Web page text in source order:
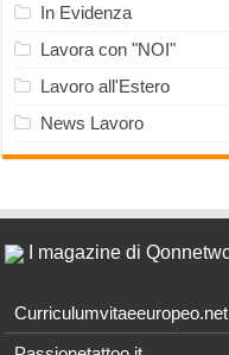
In Evidenza
Lavora con "NOI"
Lavoro all'Estero
News Lavoro
I magazine di
Curriculumvitaeeuropeo.net